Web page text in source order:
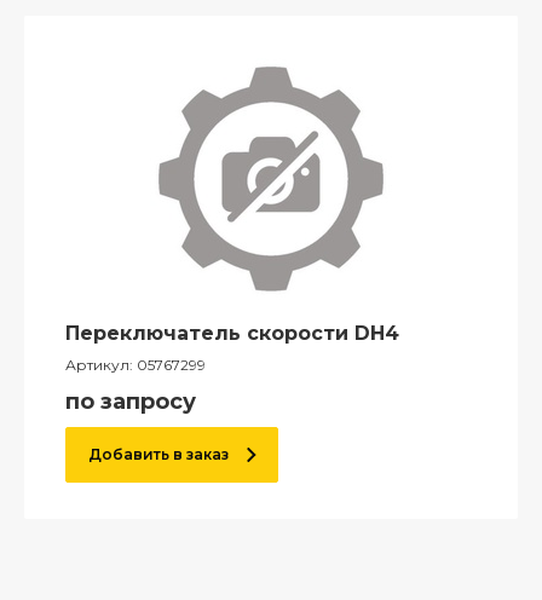
Переключатель скорости DH4
Артикул: 05767299
по запросу
Добавить в заказ